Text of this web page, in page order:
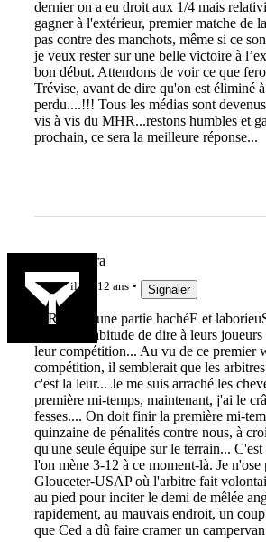
dernier on a eu droit aux 1/4 mais
gagner à l'extérieur, premier matche de
pas contre des manchots, même si ce
je veux rester sur une belle victoire à
bon début. Attendons de voir ce que
Trévise, avant de dire qu'on est éliminé
perdu....!!! Tous les médias sont
vis à vis du MHR...restons humbles et
prochain, ce sera la meilleure réponse...
Zarathoustra
il y a 12 ans Signaler
@Riwan : une partie hachéE et
ont pour habitude de dire à leurs
leur compétition... Au vu de ce premier
compétition, il semblerait que les
c'est la leur... Je me suis arraché les
première mi-temps, maintenant, j'ai le
fesses.... On doit finir la première mi-
quinzaine de pénalités contre nous, à
qu'une seule équipe sur le terrain...
l'on mène 3-12 à ce moment-là. Je n'ose
Glouceter-USAP où l'arbitre fait
au pied pour inciter le demi de mêlée
rapidement, au mauvais endroit, un
que Ced a dû faire cramer un